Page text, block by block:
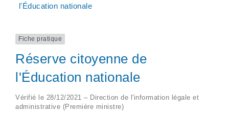
l'Éducation nationale
Fiche pratique
Réserve citoyenne de
l'Éducation nationale
Vérifié le 28/12/2021 – Direction de l'information légale et
administrative (Première ministre)